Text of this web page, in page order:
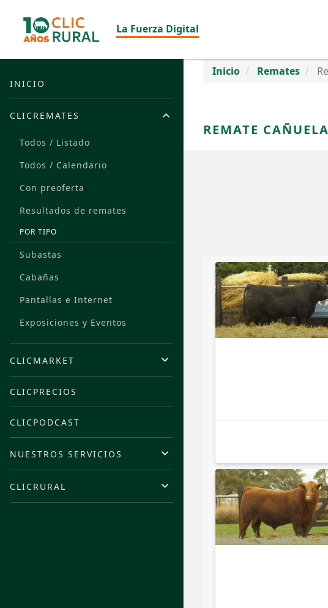
La Fuerza Digital
INICIO
CLICREMATES
Todos / Listado
Todos / Calendario
Con preoferta
Resultados de remates
POR TIPO
Subastas
Cabañas
Pantallas e Internet
Exposiciones y Eventos
CLICMARKET
CLICPRECIOS
CLICPODCAST
NUESTROS SERVICIOS
CLICRURAL
Inicio Remates
REMATE